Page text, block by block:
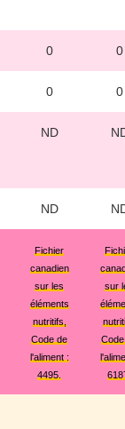
0 0
0 0
ND
ND
Fichier
canadien
sur les
éléments
nutritifs,
Code de
l'aliment :
4495.
sur